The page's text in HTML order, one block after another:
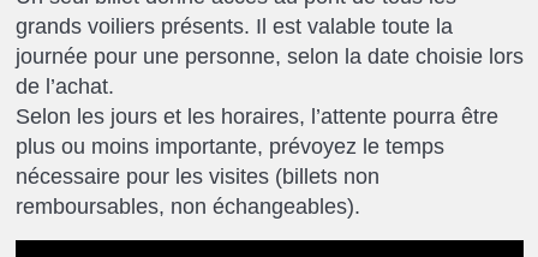
grands voiliers présents. Il est valable toute la
journée pour une personne, selon la date choisie lors
de l’achat.
Selon les jours et les horaires, l’attente pourra être
plus ou moins importante, prévoyez le temps
nécessaire pour les visites (billets non
remboursables, non échangeables).